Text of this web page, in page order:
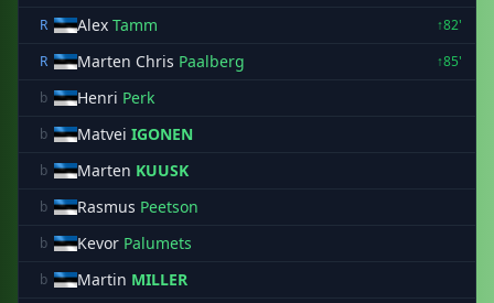
R
Alex Tamm
↑82'
R
Marten Chris Paalberg
↑85'
b
Henri Perk
b Matvei IGONEN
b Marten KUUSK
b Rasmus Peetson
b Kevor Palumets
b Martin MILLER